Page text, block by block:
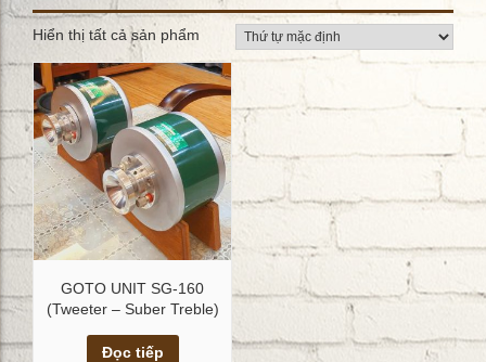
Hiển thị tất cả sản phẩm
Xem chi tiết
GOTO UNIT SG-160
(Tweeter – Suber Treble)
Đọc tiếp